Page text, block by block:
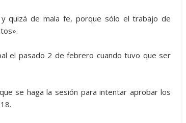
quizá de mala fe, porque sólo el trabajo de
el pasado 2 de febrero cuando tuvo que ser
se haga la sesión para intentar aprobar los